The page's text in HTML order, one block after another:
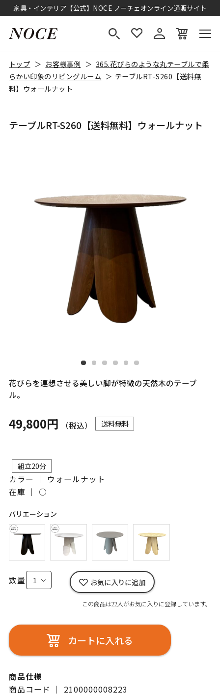
家具・インテリア【公式】NOCE ノーチェオンライン通販サイト
トップ お客様事例
365.花びらのような丸テーブルで柔
らかい印象のリビングルーム
テーブルRT-S260【送料無
料】ウォールナット
テーブルRT-S260【送料無料】ウォールナット
花びらを連想させる美しい脚が特徴の天然木のテーブ
ル。
49,800円 （税込） 送料無料
組立20分
カラー ｜ ウォールナット
在庫 ｜ ○
バリエーション
数量 お気に入りに追加
この商品は22人がお気に入りに登録しています。
カートに入れる
商品仕様
商品コード ｜ 2100000008223